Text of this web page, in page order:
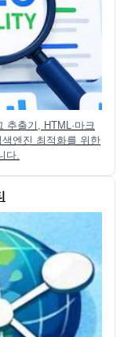
추출기, HTML·마크
엔진 최적화를 위한
다.